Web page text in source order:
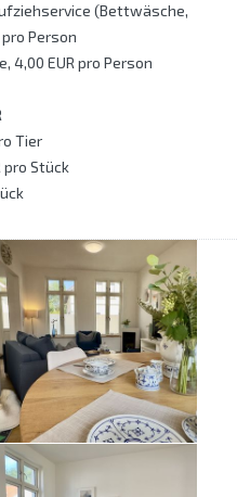
(Bettwäsche,
Person
4,00 EUR pro Person
Tier
pro Stück